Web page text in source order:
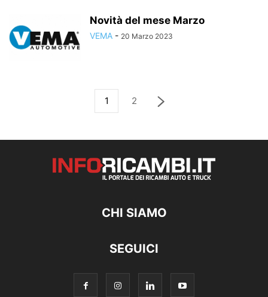
Novità del mese Marzo
VEMA - 20 Marzo 2023
1 2
CHI SIAMO
SEGUICI